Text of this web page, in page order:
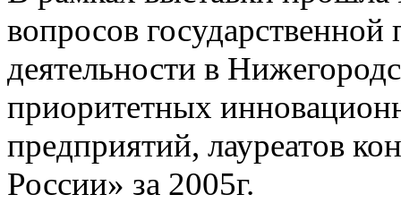
вопросов
деятельности в
приоритетных
предприятий, лауреатов
России» за 2005г.